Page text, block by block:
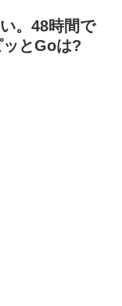
。48時間で
とGoは?